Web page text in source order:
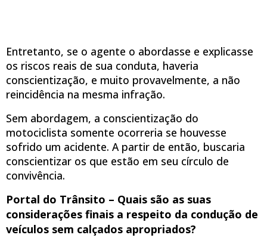
Entretanto, se o agente o abordasse e explicasse
os riscos reais de sua conduta, haveria
conscientização, e muito provavelmente, a não
reincidência na mesma infração.
Sem abordagem, a conscientização do
motociclista somente ocorreria se houvesse
sofrido um acidente. A partir de então, buscaria
conscientizar os que estão em seu círculo de
convivência.
Portal do Trânsito – Quais são as suas
considerações finais a respeito da condução de
veículos sem calçados apropriados?